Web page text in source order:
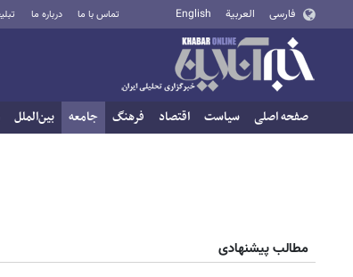
فارسی العربية English تماس با ما درباره ما
صفحه اصلی سیاست اقتصاد فرهنگ جامعه بین‌الملل
مطالب پیشنهادی